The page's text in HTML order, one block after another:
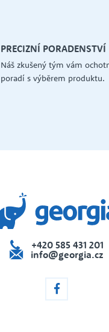
PRECIZNÍ PORADENSTVÍ
Náš zkušený tým vám
poradí s výběrem produktu.
+420 585 431 201
info@georgia.cz